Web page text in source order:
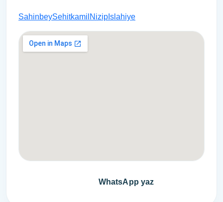
SahinbeySehitkamil Nizip Islahiye
WhatsApp yaz